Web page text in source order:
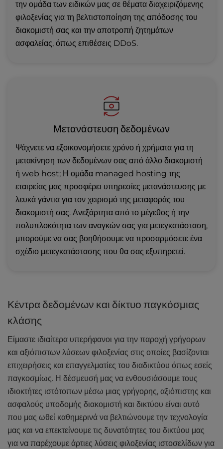
την ομάδα των ειδικών μας σε θέματα διαχειριζόμενης
φιλοξενίας για τη βελτιστοποίηση της απόδοσης του
διακομιστή σας και την αποτροπή ζητημάτων
ασφαλείας, όπως επιθέσεις DDoS.
Μετανάστευση δεδομένων
Ψάχνετε να εξοικονομήσετε χρόνο ή χρήματα για τη
μετακίνηση των δεδομένων σας από άλλο διακομιστή
ή web host; Η ομάδα managed hosting της
εταιρείας μας προσφέρει υπηρεσίες μετανάστευσης με
λευκά γάντια για τον χειρισμό της μεταφοράς του
διακομιστή σας. Ανεξάρτητα από το μέγεθος ή την
πολυπλοκότητα των αναγκών σας για μετεγκατάσταση,
μπορούμε να σας βοηθήσουμε να προσαρμόσετε ένα
σχέδιο μετεγκατάστασης που θα σας εξυπηρετεί.
Κέντρα δεδομένων και δίκτυο παγκόσμιας
κλάσης
Είμαστε ιδιαίτερα υπερήφανοι για την παροχή γρήγορων
και αξιόπιστων λύσεων φιλοξενίας στις οποίες βασίζονται
επιχειρήσεις και επαγγελματίες του διαδικτύου όπως εσείς
παγκοσμίως. Η δέσμευσή μας να ενθουσιάσουμε τους
ιδιοκτήτες ιστότοπων μέσω μιας γρήγορης, αξιόπιστης και
ασφαλούς υποδομής διακομιστή και δικτύου είναι αυτό
που μας ωθεί καθημερινά να βελτιώνουμε την τεχνολογία
μας και να επεκτείνουμε τις δυνατότητες του δικτύου μας
για να παρέχουμε άρτιες λύσεις φιλοξενίας ιστοσελίδων για